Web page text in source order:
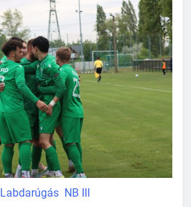
Labdarúgás NB III